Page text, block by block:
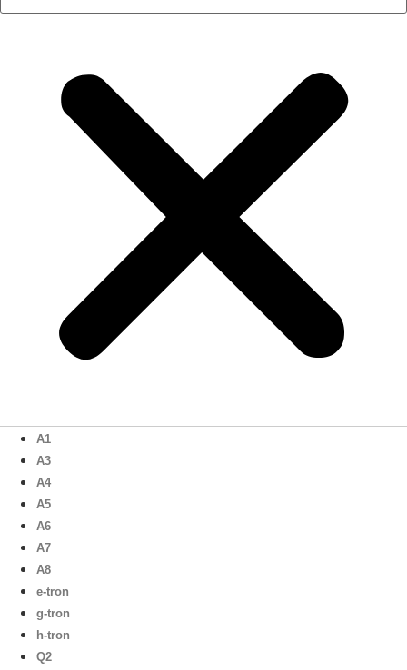
A1
A3
A4
A5
A6
A7
A8
e-tron
g-tron
h-tron
Q2